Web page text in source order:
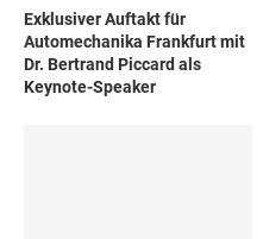
Exklusiver Auftakt für
Automechanika Frankfurt mit
Dr. Bertrand Piccard als
Keynote-Speaker